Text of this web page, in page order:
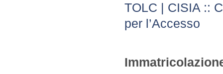
TOLC | CISIA ::
per l’Accesso